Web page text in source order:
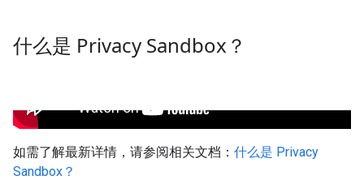
什么是 Privacy Sandbox？
如需了解最新详情，请参阅相关文档： 什么是 Privacy
Sandbox？